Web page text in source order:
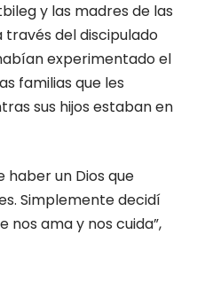
y las madres de las
del discipulado
experimentado el
familias que les
sus hijos estaban en
haber un Dios que
Simplemente decidí
nos ama y nos cuida”,